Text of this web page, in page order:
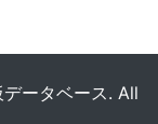
ータベース. All